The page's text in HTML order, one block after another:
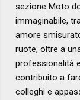
sezione Moto
immaginabile,
amore
ruote, oltre a
professionalità
contribuito a
colleghi e